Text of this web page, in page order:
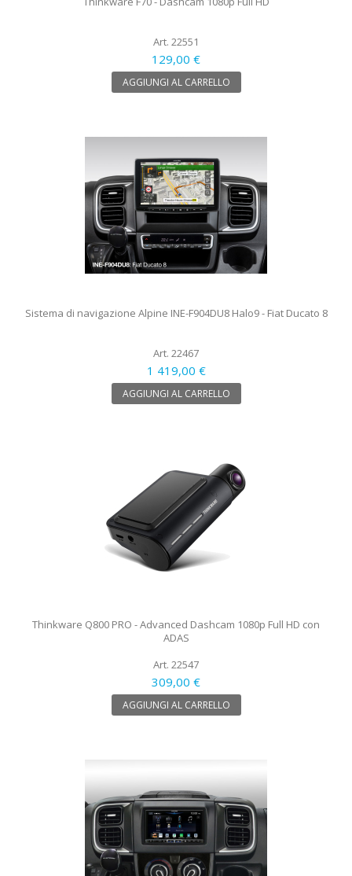
Art. 22551
129,00 €
AGGIUNGI AL CARRELLO
Sistema di navigazione Alpine INE-F904DU8 Halo9 - Fiat Ducato 8
Art. 22467
1 419,00 €
AGGIUNGI AL CARRELLO
Thinkware Q800 PRO - Advanced Dashcam 1080p Full HD con
ADAS
Art. 22547
309,00 €
AGGIUNGI AL CARRELLO